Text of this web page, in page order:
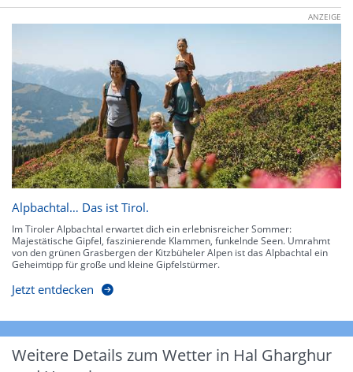
ANZEIGE
Alpbachtal… Das ist Tirol.
Im Tiroler Alpbachtal erwartet dich ein erlebnisreicher Sommer:
Majestätische Gipfel, faszinierende Klammen, funkelnde Seen. Umrahmt
von den grünen Grasbergen der Kitzbüheler Alpen ist das Alpbachtal ein
Geheimtipp für große und kleine Gipfelstürmer.
Jetzt entdecken
Weitere Details zum Wetter in Hal Gharghur